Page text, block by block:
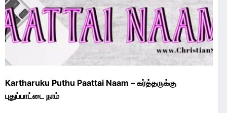
Kartharuku Puthu Paattai Naam – கர்த்தருக்கு
புதுப்பாட்டை நாம்